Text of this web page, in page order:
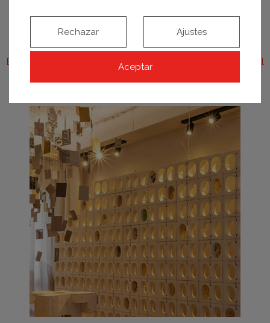
Espacio Universidad CEU San Pablo – Espacio conceptual
«El jardín de los sentidos»
Aceptar
Rechazar Ajustes